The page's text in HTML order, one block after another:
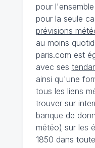
pour
pour la seule
prévisions
au moins
paris.com est
avec ses
ainsi qu'une
tous les liens
trouver sur
banque de
météo) sur les
1850 dans